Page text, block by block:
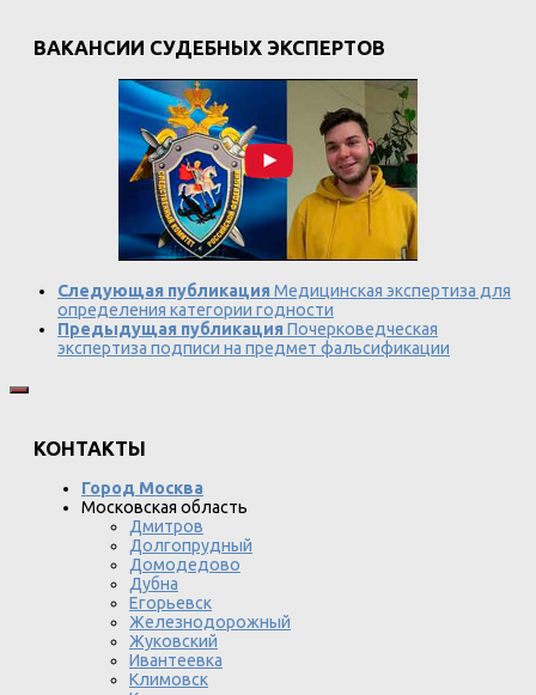
ВАКАНСИИ СУДЕБНЫХ ЭКСПЕРТОВ
Следующая публикация Медицинская экспертиза для
определения категории годности
Предыдущая публикация Почерковедческая
экспертиза подписи на предмет фальсификации
КОНТАКТЫ
Город Москва
Московская область
Дмитров
Долгопрудный
Домодедово
Дубна
Егорьевск
Железнодорожный
Жуковский
Ивантеевка
Климовск